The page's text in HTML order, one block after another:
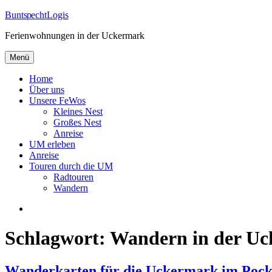
Zum
springen
BuntspechtLogis
Ferienwohnungen in der Uckermark
Menü
Home
Über uns
Unsere FeWos
Kleines Nest
Großes Nest
Anreise
UM erleben
Anreise
Touren durch die UM
Radtouren
Wandern
Schlagwort: Wandern in der